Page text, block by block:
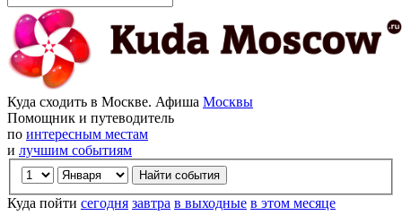
Куда сходить в Москве. Афиша Москвы
Помощник и путеводитель
по интересным местам
и лучшим событиям
Куда пойти сегодня завтра в выходные в этом месяце